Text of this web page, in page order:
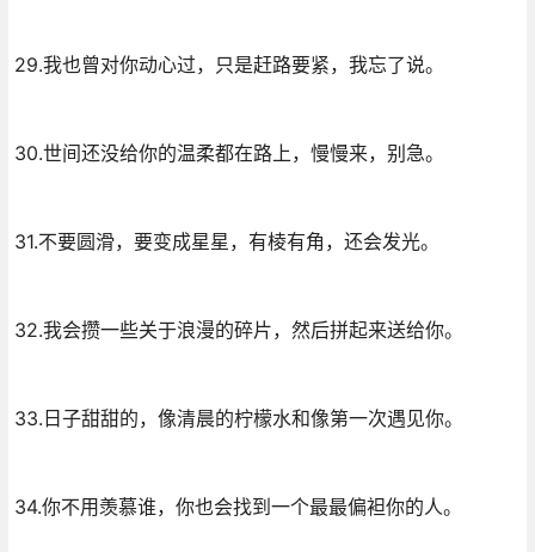
29.我也曾对你动心过，只是赶路要紧，我忘了说。
30.世间还没给你的温柔都在路上，慢慢来，别急。
31.不要圆滑，要变成星星，有棱有角，还会发光。
32.我会攒一些关于浪漫的碎片，然后拼起来送给你。
33.日子甜甜的，像清晨的柠檬水和像第一次遇见你。
34.你不用羡慕谁，你也会找到一个最最偏袒你的人。